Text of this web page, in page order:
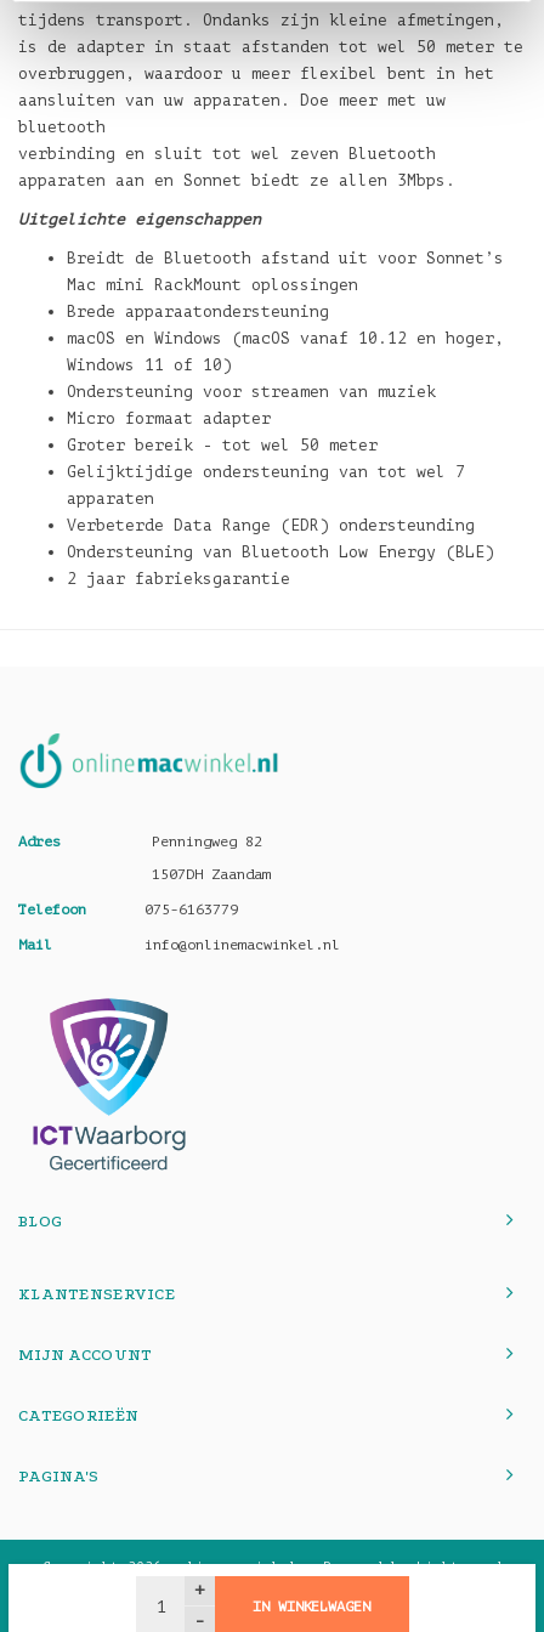
+
-
IN WINKELWAGEN
tijdens transport. Ondanks zijn kleine afmetingen,
is de adapter in staat afstanden tot wel 50 meter te
overbruggen, waardoor u meer flexibel bent in het
aansluiten van uw apparaten. Doe meer met uw
bluetooth
verbinding en sluit tot wel zeven Bluetooth
apparaten aan en Sonnet biedt ze allen 3Mbps.
Uitgelichte eigenschappen
Breidt de Bluetooth afstand uit voor Sonnet’s
Mac mini RackMount oplossingen
Brede apparaatondersteuning
macOS en Windows (macOS vanaf 10.12 en hoger,
Windows 11 of 10)
Ondersteuning voor streamen van muziek
Micro formaat adapter
Groter bereik - tot wel 50 meter
Gelijktijdige ondersteuning van tot wel 7
apparaten
Verbeterde Data Range (EDR) ondersteunding
Ondersteuning van Bluetooth Low Energy (BLE)
2 jaar fabrieksgarantie
Adres
Penningweg 82
1507DH Zaandam
Telefoon 075-6163779
Mail info@onlinemacwinkel.nl
BLOG
KLANTENSERVICE
MIJN ACCOUNT
CATEGORIEËN
PAGINA'S
© Copyright 2026 onlinemacwinkel - Powered byLightspeed-
Theme by